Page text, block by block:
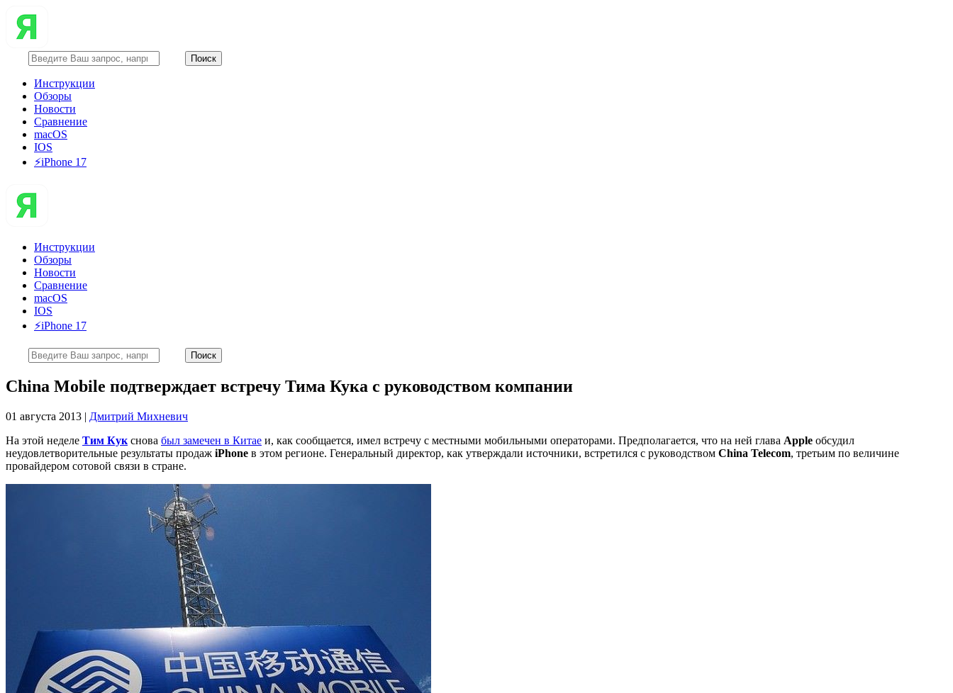
Инструкции
Обзоры
Новости
Сравнение
macOS
IOS
⚡️iPhone 17
Инструкции
Обзоры
Новости
Сравнение
macOS
IOS
⚡️iPhone 17
China Mobile подтверждает встречу Тима Кука с руководством компании
01 августа 2013 | Дмитрий Михневич
На этой неделе Тим Кук снова был замечен в Китае и, как сообщается, имел встречу с местными мобильными операторами. Предполагается, что на ней глава Apple обсудил
неудовлетворительные результаты продаж iPhone в этом регионе. Генеральный директор, как утверждали источники, встретился с руководством China Telecom, третьим по величине
провайдером сотовой связи в стране.